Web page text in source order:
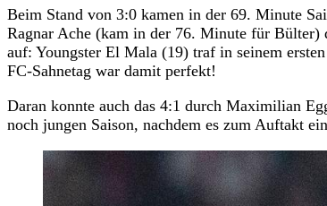
Beim Stand von 3:0 kamen in der 69. Minute
Ragnar Ache (kam in der 76. Minute für Bülter)
auf: Youngster El Mala (19) traf in seinem
FC-Sahnetag war damit perfekt!
Daran konnte auch das 4:1 durch Maximilian
noch jungen Saison, nachdem es zum Auftakt